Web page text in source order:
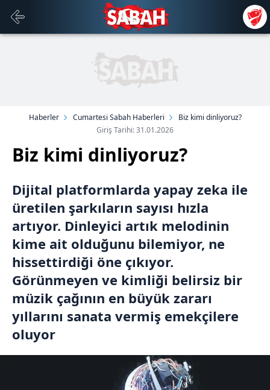
Haberler Cumartesi Sabah Haberleri
Biz kimi dinliyoruz?
Giriş Tarihi: 31.01.2026
Biz kimi dinliyoruz?
Dijital platformlarda yapay zeka ile
üretilen şarkıların sayısı hızla
artıyor. Dinleyici artık melodinin
kime ait olduğunu bilemiyor, ne
hissettirdiği öne çıkıyor.
Görünmeyen ve kimliği belirsiz bir
müzik çağının en büyük zararı
yıllarını sanata vermiş emekçilere
oluyor